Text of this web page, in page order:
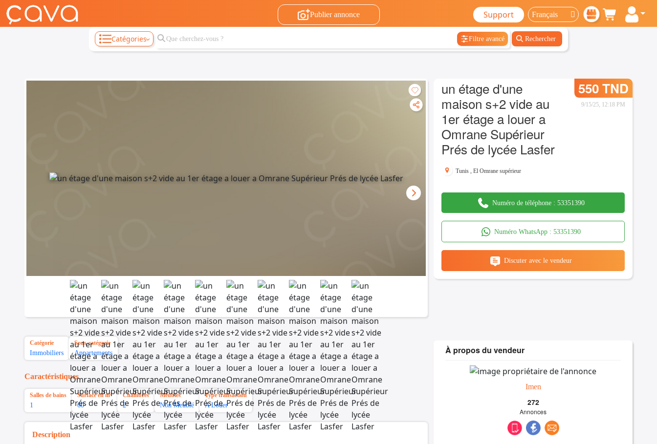
Publier annonce Support
Catégories Filtre avancé Rechercher
un étage d'une
maison s+2 vide au
1er étage a louer a
Omrane Supérieur
Prés de lycée Lasfer
550 TND
9/15/25, 12:18 PM
Tunis ,El Omrane supérieur
Numéro de téléphone : 53351390
Numéro WhatsApp :53351390
Discuter avec le vendeur
Catégorie
Immobiliers
Sous-catégorie
Appartements
Caractéristiques
Salles de bains
1
Surface en m²
60
Chambres
2
Meubles
Non Meublé
Type transaction
A Louer
Description
À propos du vendeur
Imen
272
Annonces